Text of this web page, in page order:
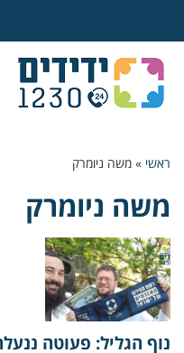
ראשי » משה ניומרק
משה ניומרק
נוף הגליל: פעוטה